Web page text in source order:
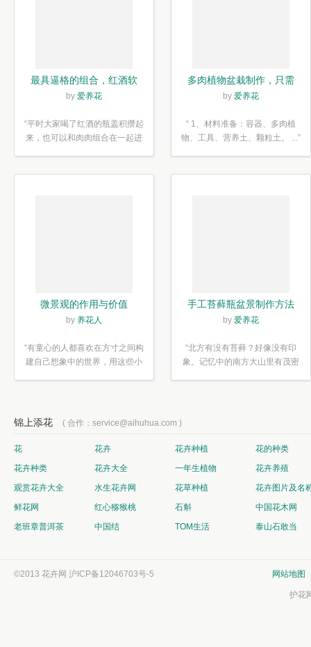
最具逼格的组合，红酒软
木塞diy多肉植物盆栽
by 爱养花
“平时大家喝了红酒的瓶盖积攒起
来，也可以和肉肉组合在一起进
多肉植物盆栽制作，只需
简单6步
by 爱养花
“ 1、材料准备：容器、多肉植
物、工具、营养土、颗粒土。 ...”
微景观的作用与价值
by 养花人
“有童心的人都喜欢在方寸之间构
建自己想象中的世界，用这些小
手工苔藓瓶盆景制作方法
by 爱养花
“北方有没有苔藓？好像没有印
象。记忆中的南方大山里有茂密
锦上添花 ( 合作：service@aihuhua.com )
花 花卉 花卉种植
花的种类
花卉种类
花卉大全 一年生植物
花卉养殖
观赏花卉大全
水生花卉网 花草种植
花卉图片及名
鲜花网
红心猕猴桃 石斛
中国花木网
老班章普洱茶
中国结 TOM生活 泰山石敢当
©2013 花卉网 沪ICP备12046703号-5 网站地图
护花